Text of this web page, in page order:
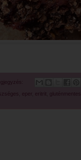
eper eritrit gluténmentes